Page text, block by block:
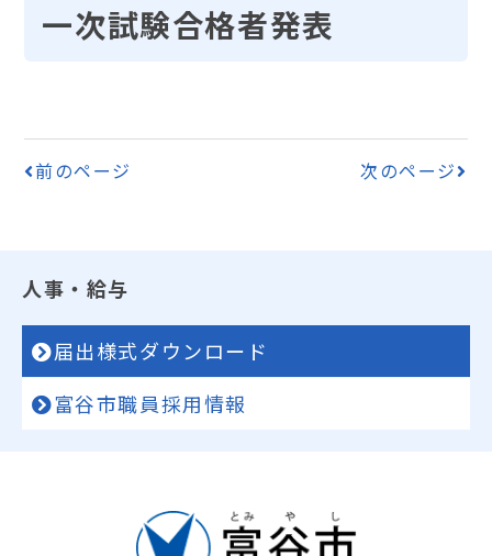
一次試験合格者発表
前のページ 次のページ
人事・給与
届出様式ダウンロード
富谷市職員採用情報